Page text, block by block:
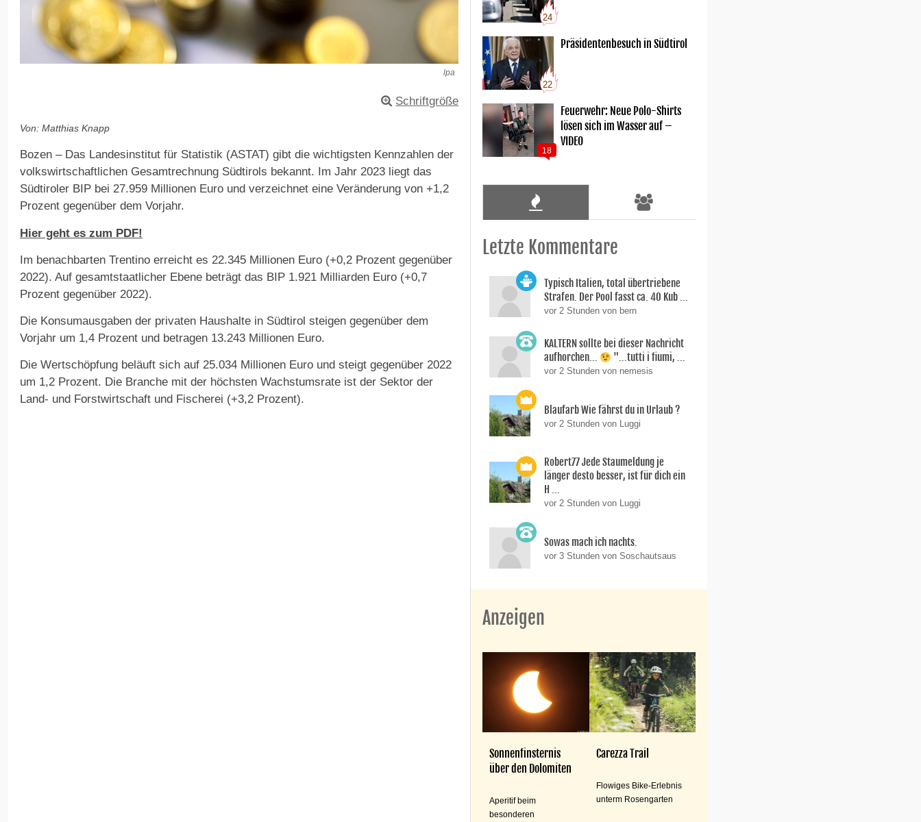
lpa
Schriftgröße
Von: Matthias Knapp
Bozen – Das Landesinstitut für Statistik (ASTAT) gibt die wichtigsten Kennzahlen der
volkswirtschaftlichen Gesamtrechnung Südtirols bekannt. Im Jahr 2023 liegt das
Südtiroler BIP bei 27.959 Millionen Euro und verzeichnet eine Veränderung von +1,2
Prozent gegenüber dem Vorjahr.
Hier geht es zum PDF!
Im benachbarten Trentino erreicht es 22.345 Millionen Euro (+0,2 Prozent gegenüber
2022). Auf gesamtstaatlicher Ebene beträgt das BIP 1.921 Milliarden Euro (+0,7
Prozent gegenüber 2022).
Die Konsumausgaben der privaten Haushalte in Südtirol steigen gegenüber dem
Vorjahr um 1,4 Prozent und betragen 13.243 Millionen Euro.
Die Wertschöpfung beläuft sich auf 25.034 Millionen Euro und steigt gegenüber 2022
um 1,2 Prozent. Die Branche mit der höchsten Wachstumsrate ist der Sektor der
Land- und Forstwirtschaft und Fischerei (+3,2 Prozent).
24
22
Präsidentenbesuch in Südtirol
18
Feuerwehr: Neue Polo-Shirts
lösen sich im Wasser auf –
VIDEO
Letzte Kommentare
Typisch Italien, total übertriebene
Strafen. Der Pool fasst ca. 40 Kub ...
vor 2 Stunden von bern
KALTERN sollte bei dieser Nachricht
aufhorchen...
"...tutti i fiumi, ...
vor 2 Stunden von nemesis
Blaufarb Wie fährst du in Urlaub ?
vor 2 Stunden von Luggi
Robert77 Jede Staumeldung je
länger desto besser, ist für dich ein
H ...
vor 2 Stunden von Luggi
Sowas mach ich nachts.
vor 3 Stunden von Soschautsaus
Anzeigen
Sonnenfinsternis
über den Dolomiten
Aperitif beim
besonderen
Carezza Trail
Flowiges Bike-Erlebnis
unterm Rosengarten